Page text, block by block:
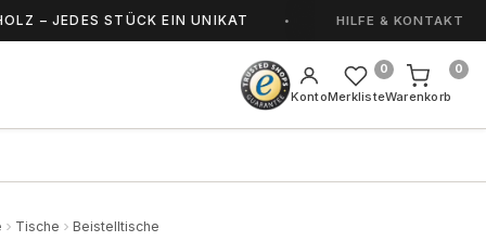
STÜCK EIN UNIKAT HANDGEFERTIGT IN
HILFE & KONTAKT
KontoMerkliste
0
Warenkorb
0
Tische
Beistelltische